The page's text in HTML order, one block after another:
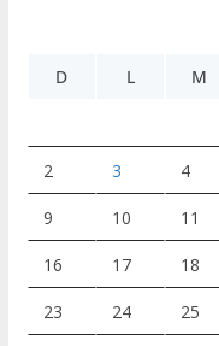
D
L M
2 3 4
9 10 11
16 17 18
23 24 25